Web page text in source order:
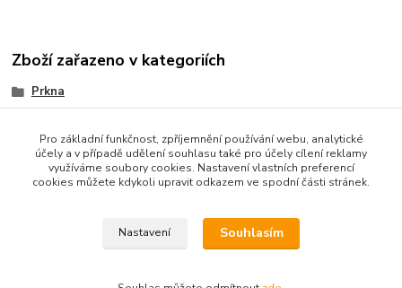
Zboží zařazeno v kategoriích
Prkna
Copyright © 2010-2025 TT-SPORT.cz & RACKETSPORT.cz
Pro základní funkčnost, zpříjemnění používání webu, analytické
účely a v případě udělení souhlasu také pro účely cílení reklamy
využíváme soubory cookies. Nastavení vlastních preferencí
cookies můžete kdykoli upravit odkazem ve spodní části stránek.
Nastavení Souhlasím